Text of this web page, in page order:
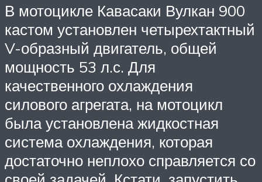
В мотоцикле Кавасаки Вулкан 900
кастом установлен четырехтактный
V-образный двигатель, общей
мощность 53 л.с. Для
качественного охлаждения
силового агрегата, на мотоцикл
была установлена жидкостная
система охлаждения, которая
достаточно неплохо справляется со